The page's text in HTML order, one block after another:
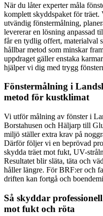
När du låter experter måla
komplett skyddspaket för
utvändig fönstermålning,
levererar en lösning anpassad
får en tydlig offert, materialval
hållbar metod som minskar
uppdraget gäller enstaka
hjälper vi dig med trygg
Fönstermålning i
metod för kustklimat
Vi utför målning av fönster i
Borstahusen och Häljarp till
miljö ställer extra krav på
Därför följer vi en beprövad
skydda träet mot fukt, UV-
Resultatet blir släta, täta och
håller längre. För BRF:er och
driften kan fortgå och
Så skyddar
mot fukt och röta